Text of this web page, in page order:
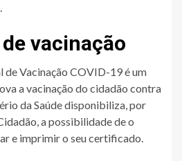
vacinação
Vacinação COVID-19 é um
a vacinação do cidadão contra
da Saúde disponibiliza, por
a possibilidade de o
e imprimir o seu certificado.